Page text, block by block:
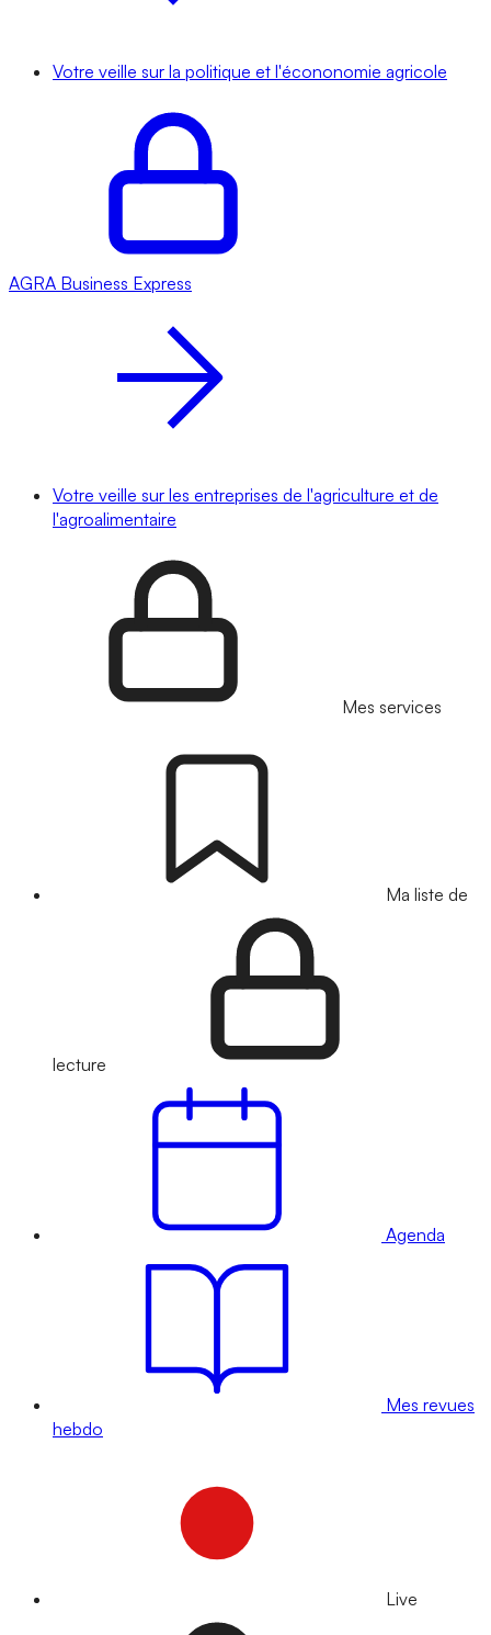
Votre veille sur la politique et l'écononomie agricole
AGRA Business Express
Votre veille sur les entreprises de l'agriculture et de
l'agroalimentaire
Mes services
Ma liste de
lecture
Agenda
Mes revues
hebdo
Live